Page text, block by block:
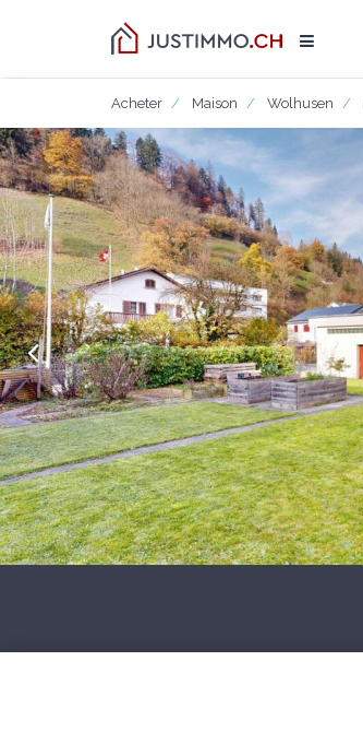
Acheter Maison Wolhusen